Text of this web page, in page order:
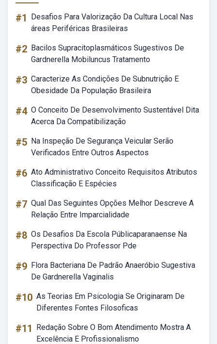
#1
Desafios Para Valorização Da Cultura Local Nas
áreas Periféricas Brasileiras
#2 Bacilos Supracitoplasmáticos Sugestivos De
Gardnerella Mobiluncus Tratamento
#3 Caracterize As Condições De Subnutrição E
Obesidade Da População Brasileira
#4 O Conceito De Desenvolvimento Sustentável Dita
Acerca Da Compatibilização
#5 Na Inspeção De Segurança Veicular Serão
Verificados Entre Outros Aspectos
#6 Ato Administrativo Conceito Requisitos Atributos
Classificação E Espécies
#7 Qual Das Seguintes Opções Melhor Descreve A
Relação Entre Imparcialidade
#8 Os Desafios Da Escola Públicaparanaense Na
Perspectiva Do Professor Pde
#9 Flora Bacteriana De Padrão Anaeróbio Sugestiva
De Gardnerella Vaginalis
#10 As Teorias Em Psicologia Se Originaram De
Diferentes Fontes Filosoficas
#11
Redação Sobre O Bom Atendimento Mostra A
Excelência E Profissionalismo